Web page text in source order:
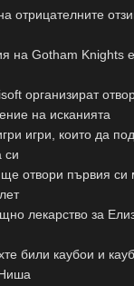
отрицателните
на Gotham Knights
организират
на исканията
игри, които да
си
отвори първия си
лекарство за
били каубои и